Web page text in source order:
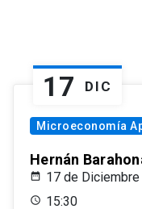
17 DIC
Microeconomía
Hernán
17 de
15:30